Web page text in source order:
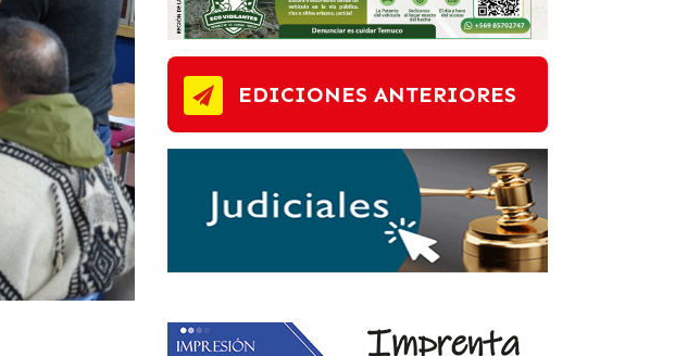
EDICIONES ANTERIORES